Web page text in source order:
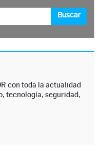
con toda la actualidad
tecnología, seguridad,